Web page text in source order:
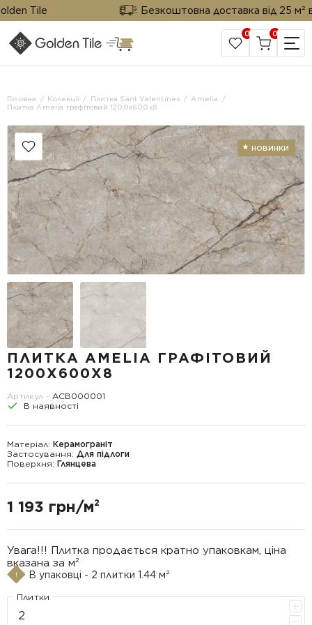
Tile Безкоштовна доставка від 25 м² від
САЙТ КОМПАНІЇ
0 0
Головна Колекції Плитка Sant Valentines
Amelia
Плитка Amelia графітовий 1200x600x8
ПЛИТКА AMELIA ГРАФІТОВИЙ
1200X600X8
Артикул - ACB000001
В наявності
Матеріал: Керамограніт
Застосування: Для підлоги
Поверхня: Глянцева
1 193 грн/м²
Увага!!! Плитка продається кратно упаковкам, ціна
вказана за м²
В упаковці - 2 плитки 1.44 м²
Плитки